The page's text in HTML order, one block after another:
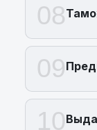
08
09
10